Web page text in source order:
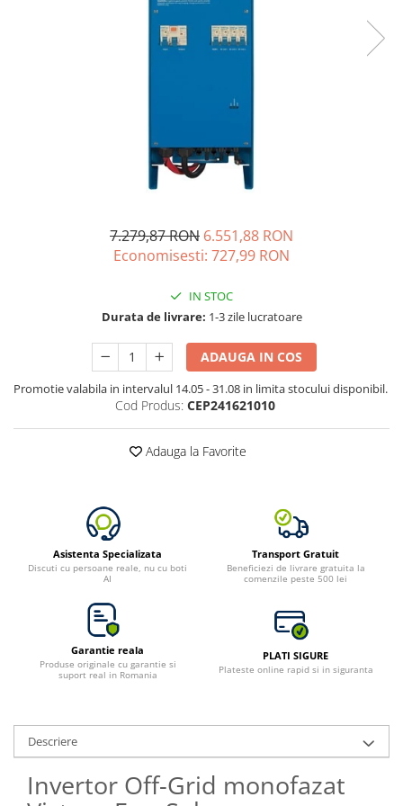
Acumulatori de stocare
Componente sisteme de balcon
7.279,87 RON 6.551,88 RON
Economisesti: 727,99 RON
IN STOC
Durata de livrare: 1-3 zile lucratoare
ADAUGA IN COS
Promotie valabila in intervalul 14.05 - 31.08 in limita stocului disponibil.
Cod Produs: CEP241621010
Adauga la Favorite
Asistenta Specializata
Discuti cu persoane reale, nu cu boti
AI
Transport Gratuit
Beneficiezi de livrare gratuita la
comenzile peste 500 lei
Garantie reala
Produse originale cu garantie si
suport real in Romania
PLATI SIGURE
Plateste online rapid si in siguranta
Descriere
Invertor Off-Grid monofazat